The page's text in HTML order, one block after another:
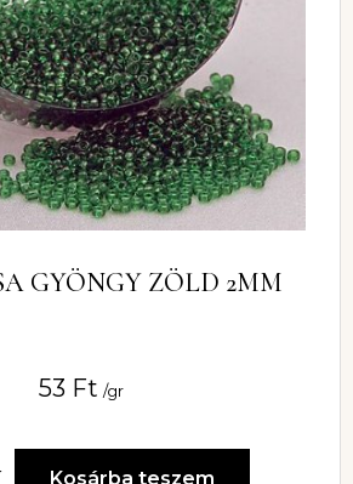
GYÖNGY ZÖLD 2MM
53 Ft /gr
Kosárba teszem